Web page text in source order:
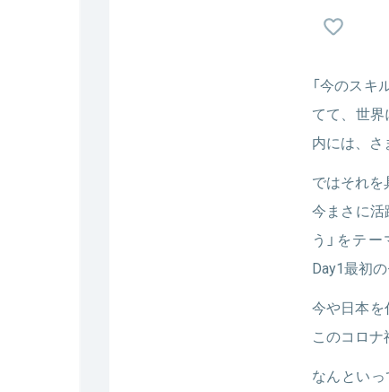
ティング、
関連情報をみ
「今のス
てて、世
内には、さ
ではそれを
今まさに活
う」をテ
Day1最初
今や日本を
このコロナ
なんとい